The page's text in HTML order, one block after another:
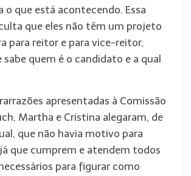
o que está acontecendo. Essa
que eles não têm um projeto
para reitor e para vice-reitor,
sabe quem é o candidato e a qual
apresentadas à Comissão
Martha e Cristina alegaram, de
que não havia motivo para
que cumprem e atendem todos
para figurar como